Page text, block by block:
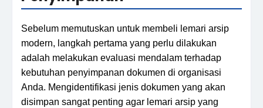
Sebelum memutuskan untuk membeli lemari arsip
modern, langkah pertama yang perlu dilakukan
adalah melakukan evaluasi mendalam terhadap
kebutuhan penyimpanan dokumen di organisasi
Anda. Mengidentifikasi jenis dokumen yang akan
disimpan sangat penting agar lemari arsip yang